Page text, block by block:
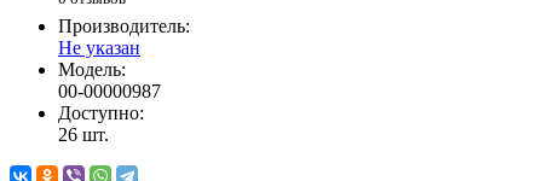
Производитель:
Не указан
Модель:
00-00000987
Доступно:
26 шт.